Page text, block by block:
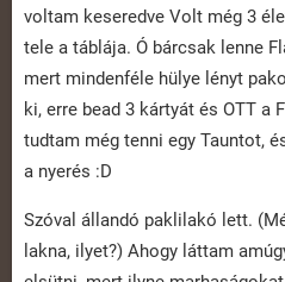
voltam keseredve Volt még 3
tele a táblája. Ó bárcsak lenne
mert mindenféle hülye lényt
ki, erre bead 3 kártyát és OTT
tudtam még tenni egy Tauntot,
a nyerés :D
Szóval állandó paklilakó lett.
lakna, ilyet?) Ahogy láttam